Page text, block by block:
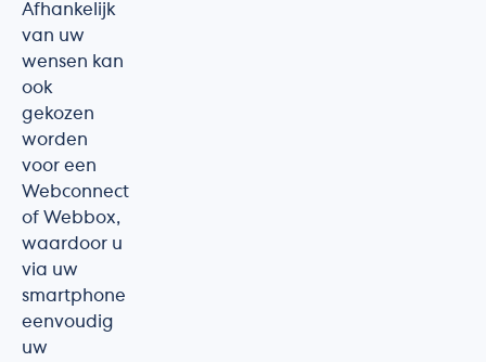
Afhankelijk
van uw
wensen kan
ook
gekozen
worden
voor een
Webconnect
of Webbox,
waardoor u
via uw
smartphone
eenvoudig
uw